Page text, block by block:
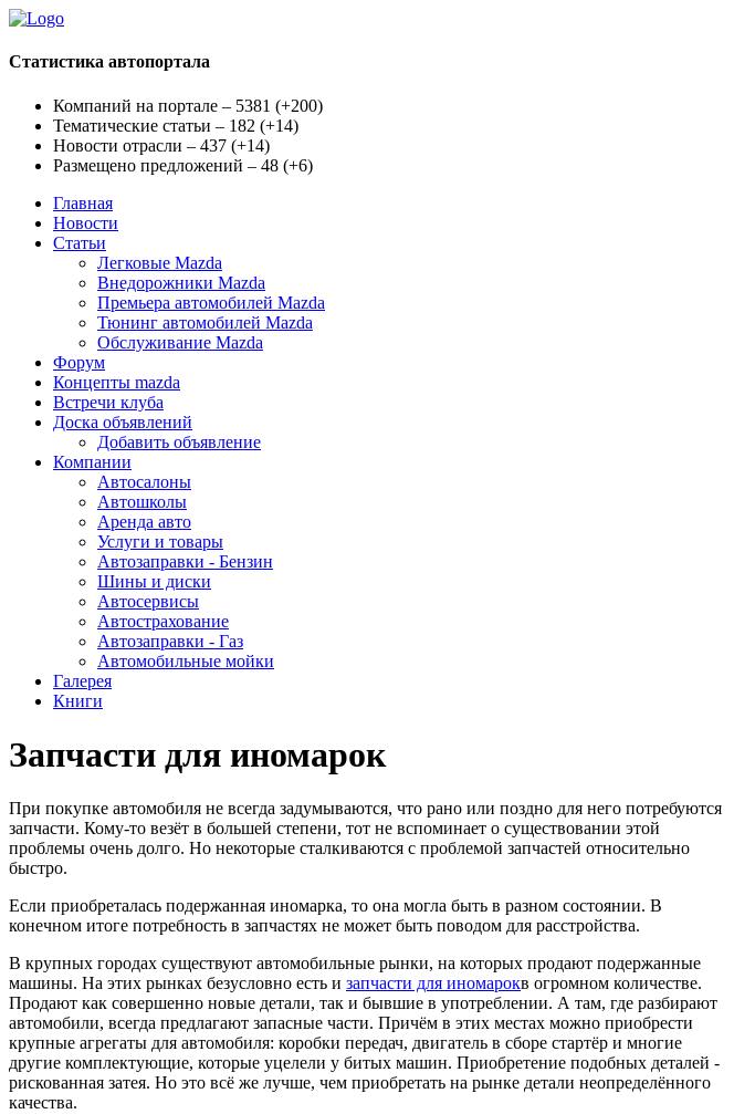
Статистика автопортала
Компаний на портале – 5381 (+200)
Тематические статьи – 182 (+14)
Новости отрасли – 437 (+14)
Размещено предложений – 48 (+6)
Главная
Новости
Статьи
Легковые Mazda
Внедорожники Mazda
Премьера автомобилей Mazda
Тюнинг автомобилей Mazda
Обслуживание Mazda
Форум
Концепты mazda
Встречи клуба
Доска объявлений
Добавить объявление
Компании
Автосалоны
Автошколы
Аренда авто
Услуги и товары
Автозаправки - Бензин
Шины и диски
Автосервисы
Автострахование
Автозаправки - Газ
Автомобильные мойки
Галерея
Книги
Запчасти для иномарок
При покупке автомобиля не всегда задумываются, что рано или поздно для него потребуются
запчасти. Кому-то везёт в большей степени, тот не вспоминает о существовании этой
проблемы очень долго. Но некоторые сталкиваются с проблемой запчастей относительно
быстро.
Если приобреталась подержанная иномарка, то она могла быть в разном состоянии. В
конечном итоге потребность в запчастях не может быть поводом для расстройства.
В крупных городах существуют автомобильные рынки, на которых продают подержанные
машины. На этих рынках безусловно есть и запчасти для иномарокв огромном количестве.
Продают как совершенно новые детали, так и бывшие в употреблении. А там, где разбирают
автомобили, всегда предлагают запасные части. Причём в этих местах можно приобрести
крупные агрегаты для автомобиля: коробки передач, двигатель в сборе стартёр и многие
другие комплектующие, которые уцелели у битых машин. Приобретение подобных деталей -
рискованная затея. Но это всё же лучше, чем приобретать на рынке детали неопределённого
качества.